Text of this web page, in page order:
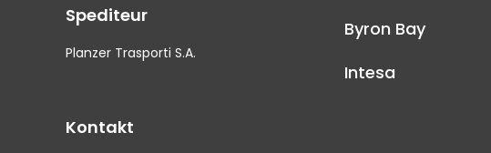
Spediteur
Planzer Trasporti S.A.
Kontakt
Byron Bay
Intesa